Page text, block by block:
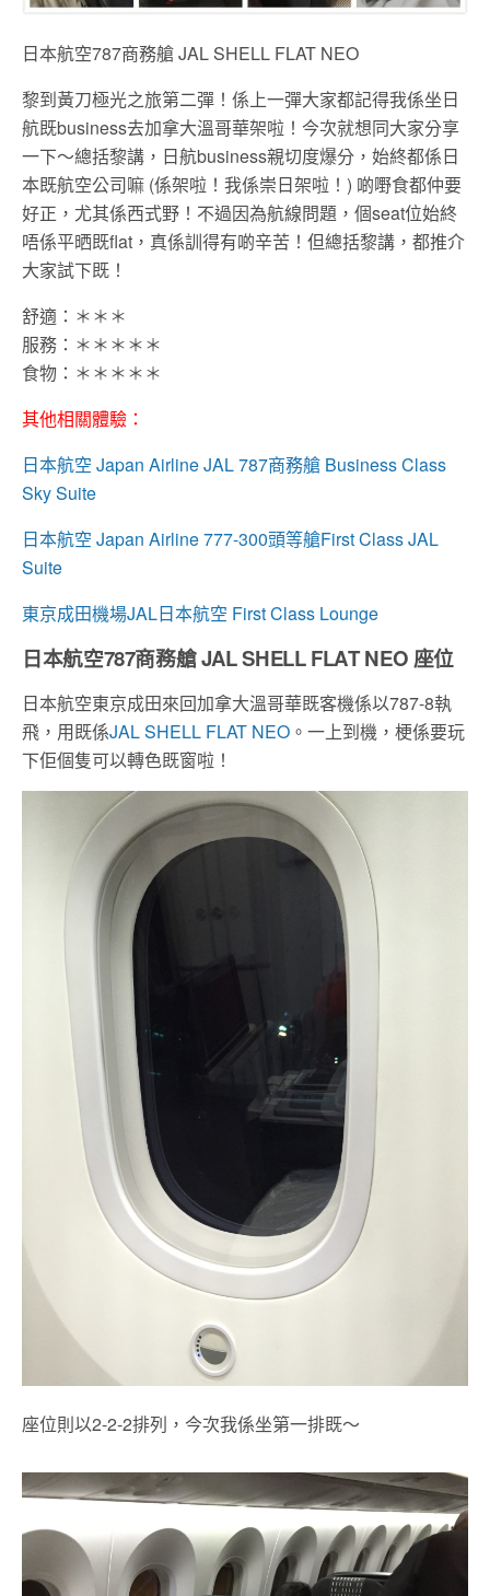
日本航空787商務艙 JAL SHELL FLAT NEO
黎到黃刀極光之旅第二彈！係上一彈大家都記得我係坐日
航既business去加拿大溫哥華架啦！今次就想同大家分享
一下～總括黎講，日航business親切度爆分，始終都係日
本既航空公司嘛 (係架啦！我係崇日架啦！) 啲嘢食都仲要
好正，尤其係西式野！不過因為航線問題，個seat位始終
唔係平晒既flat，真係訓得有啲辛苦！但總括黎講，都推介
大家試下既！
舒適：＊＊＊
服務：＊＊＊＊＊
食物：＊＊＊＊＊
其他相關體驗：
日本航空 Japan Airline JAL 787商務艙 Business Class
Sky Suite
日本航空 Japan Airline 777-300頭等艙First ClassJAL
Suite
東京成田機場JAL日本航空 First Class Lounge
日本航空787商務艙 JAL SHELL FLAT NEO 座位
日本航空東京成田來回加拿大溫哥華既客機係以787-8執
飛，用既係JAL SHELL FLAT NEO 。一上到機，梗係要玩
下佢個隻可以轉色既窗啦！
座位則以2-2-2排列，今次我係坐第一排既～